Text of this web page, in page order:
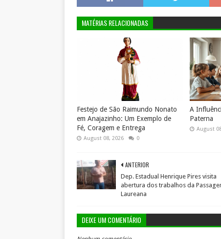
MATÉRIAS RELACIONADAS
Festejo de São Raimundo Nonato
em Anajazinho: Um Exemplo de
Fé, Coragem e Entrega
August 08, 2026 0
A
Paterna
August
ANTERIOR
Dep. Estadual Henrique Pires visita
abertura dos trabalhos da
Laureana
DEIXE UM COMENTÁRIO